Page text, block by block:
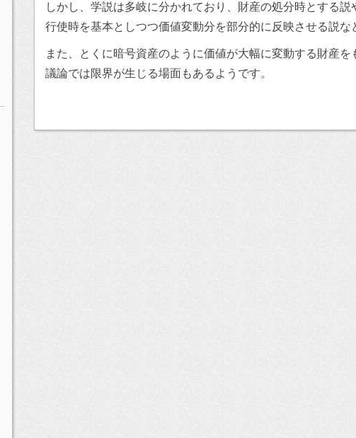
しかし、学説は多岐に分かれており、財産の処分時とする
行使時を基本としつつ価値変動分を部分的に反映させる説な
また、とくに暗号資産のように価値が大幅に変動する財産
議論では限界が生じる場面もあるようです。